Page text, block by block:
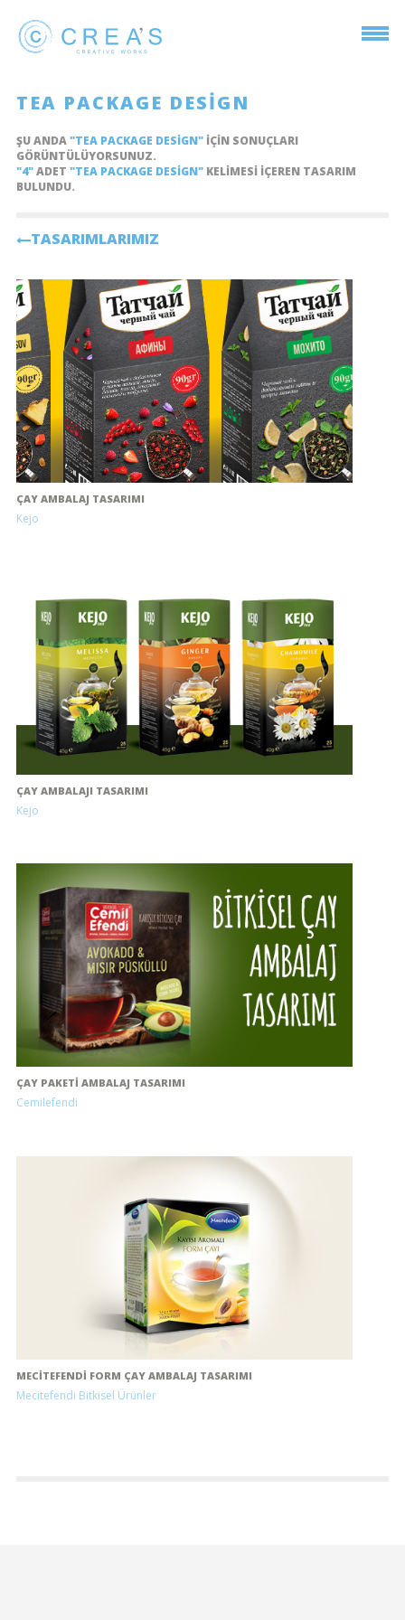
TEA PACKAGE DESIGN
ŞU ANDA"TEA PACKAGE DESIGN"IÇIN SONUÇLARI
GÖRÜNTÜLÜYORSUNUZ.
"4"ADET "TEA PACKAGE DESIGN"KELIMESI IÇEREN TASARIM
BULUNDU.
TASARIMLARIMIZ
ÇAY AMBALAJ TASARIMI
Kejo
ÇAY AMBALAJI TASARIMI
Kejo
ÇAY PAKETI AMBALAJ TASARIMI
Cemilefendi
MECITEFENDI FORM ÇAY AMBALAJ TASARIMI
Mecitefendi Bitkisel Ürünler